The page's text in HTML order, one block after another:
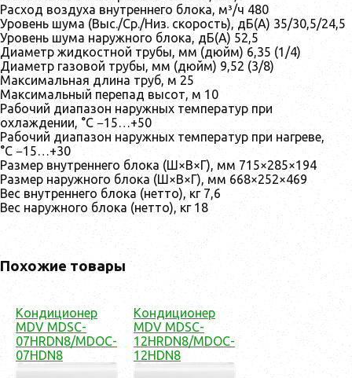
Расход воздуха внутреннего блока, м³/ч 480
Уровень шума (Выс./Ср./Низ. скорость), дБ(А) 35/30,5/24,5
Уровень шума наружного блока, дБ(А) 52,5
Диаметр жидкостной трубы, мм (дюйм) 6,35 (1/4)
Диаметр газовой трубы, мм (дюйм) 9,52 (3/8)
Максимальная длина труб, м 25
Максимальный перепад высот, м 10
Рабочий диапазон наружных температур при
охлаждении, °C −15…+50
Рабочий диапазон наружных температур при нагреве,
°C −15…+30
Размер внутреннего блока (Ш×В×Г), мм 715×285×194
Размер наружного блока (Ш×В×Г), мм 668×252×469
Вес внутреннего блока (нетто), кг 7,6
Вес наружного блока (нетто), кг 18
Похожие товары
Кондиционер
MDV MDSC-
07HRDN8/MDOC-
07HDN8
Кондиционер
MDV MDSC-
12HRDN8/MDOC-
12HDN8